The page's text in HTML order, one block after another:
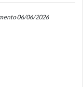
06/06/2026